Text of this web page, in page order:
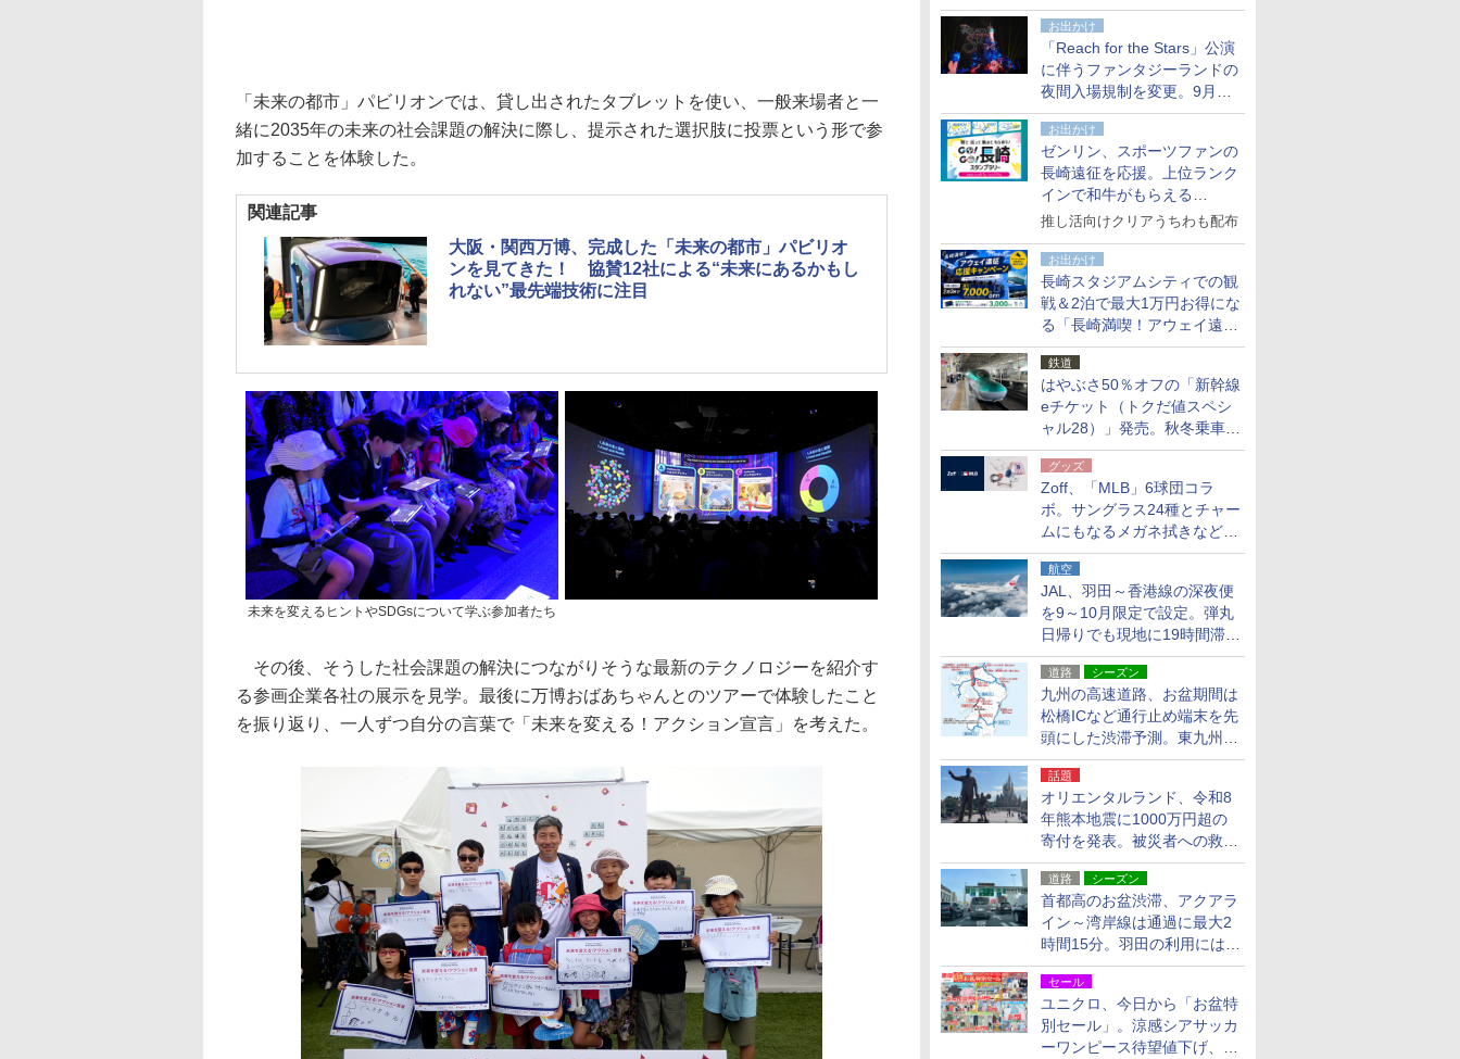
でアサートン高原の日本語ガ
イド付きツアーに参加してみ
た
お出かけ
「Reach for the Stars」公演
に伴うファンタジーランドの
夜間入場規制を変更。9月か
ら18時50分～20時ごろに
お出かけ
ゼンリン、スポーツファンの
長崎遠征を応援。上位ランク
インで和牛がもらえる
「GO！GO！長崎スタンプラ
推し活向けクリアうちわも配布
お出かけ
長崎スタジアムシティでの観
戦＆2泊で最大1万円お得にな
る「長崎満喫！アウェイ遠征
応援キャンペーン」
鉄道
はやぶさ50％オフの「新幹線
eチケット（トクだ値スペシ
ャル28）」発売。秋冬乗車
分、えきねっと限定
グッズ
Zoff、「MLB」6球団コラ
ボ。サングラス24種とチャー
ムにもなるメガネ拭きなど雑
貨24種
航空
JAL、羽田～香港線の深夜便
を9～10月限定で設定。弾丸
日帰りでも現地に19時間滞在
できる
道路 シーズン
九州の高速道路、お盆期間は
松橋ICなど通行止め端末を先
頭にした渋滞予測。東九州道
への迂回は料金調整を実施
話題
オリエンタルランド、令和8
年熊本地震に1000万円超の
寄付を発表。被災者への救援
活動・復旧支援
道路 シーズン
首都高のお盆渋滞、アクアラ
イン～湾岸線は通過に最大2
時間15分。羽田の利用には
「空港西出口」の利用検討を
セール
ユニクロ、今日から「お盆特
別セール」。涼感シアサッカ
ーワンピース待望値下げ、撥
「未来の都市」パビリオンでは、貸し出されたタブレットを使い、一般来場者と一
緒に2035年の未来の社会課題の解決に際し、提示された選択肢に投票という形で参
加することを体験した。
関連記事
大阪・関西万博、完成した「未来の都市」パビリオ
ンを見てきた！ 協賛12社による“未来にあるかもし
れない”最先端技術に注目
未来を変えるヒントやSDGsについて学ぶ参加者たち
その後、そうした社会課題の解決につながりそうな最新のテクノロジーを紹介す
る参画企業各社の展示を見学。最後に万博おばあちゃんとのツアーで体験したこと
を振り返り、一人ずつ自分の言葉で「未来を変える！アクション宣言」を考えた。